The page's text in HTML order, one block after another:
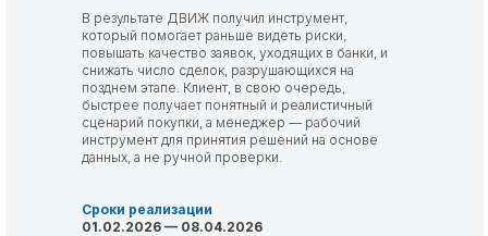
В результате ДВИЖ получил инструмент,
который помогает раньше видеть риски,
повышать качество заявок, уходящих в банки, и
снижать число сделок, разрушающихся на
позднем этапе. Клиент, в свою очередь,
быстрее получает понятный и реалистичный
сценарий покупки, а менеджер — рабочий
инструмент для принятия решений на основе
данных, а не ручной проверки.
Сроки реализации
01.02.2026 — 08.04.2026